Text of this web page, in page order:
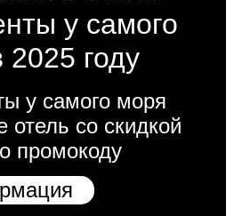
у самого
2025 году
у самого моря
отель со скидкой
промокоду